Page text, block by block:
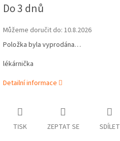
cena:
Do 3 dnů
Můžeme doručit do: 10.8.2026
Položka byla vyprodána…
lékárnička
Detailní informace
TISK ZEPTAT SE SDÍLET